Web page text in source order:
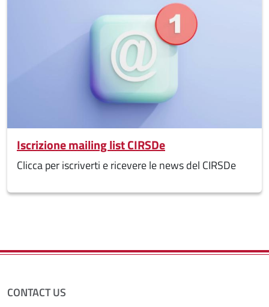
Iscrizione mailing list CIRSDe
Clicca per iscriverti e ricevere le news del CIRSDe
CONTACT US